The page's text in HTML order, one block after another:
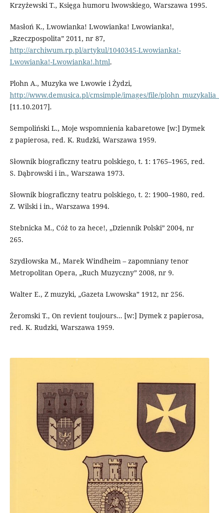
Krzyżewski T., Księga humoru lwowskiego, Warszawa 1995.
Masłoń K., Lwowianka! Lwowianka! Lwowianka!,
„Rzeczpospolita” 2011, nr 87,
http://archiwum.rp.pl/artykul/1040345-Lwowianka!-
Lwowianka!-Lwowianka!.html.
Plohn A., Muzyka we Lwowie i Żydzi,
http://www.demusica.pl/cmsimple/images/file/
[11.10.2017].
Sempoliński L., Moje wspomnienia kabaretowe [w:] Dymek
z papierosa, red. K. Rudzki, Warszawa 1959.
Słownik biograficzny teatru polskiego, t. 1: 1765–1965, red.
S. Dąbrowski i in., Warszawa 1973.
Słownik biograficzny teatru polskiego, t. 2: 1900–1980, red.
Z. Wilski i in., Warszawa 1994.
Stebnicka M., Cóż to za hece!, „Dziennik Polski” 2004, nr
265.
Szydłowska M., Marek Windheim – zapomniany tenor
Metropolitan Opera, „Ruch Muzyczny” 2008, nr 9.
Walter E., Z muzyki, „Gazeta Lwowska” 1912, nr 256.
Żeromski T., On revient toujours… [w:] Dymek z papierosa,
red. K. Rudzki, Warszawa 1959.